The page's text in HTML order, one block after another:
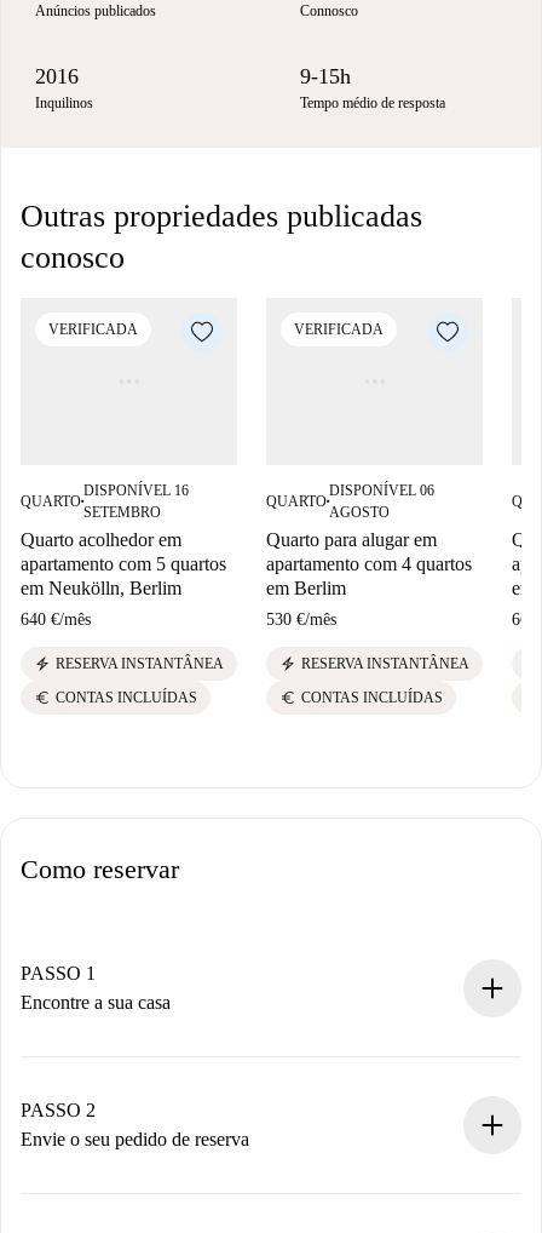
Anúncios publicados Connosco
2016
Inquilinos
9-15h
Tempo médio de resposta
Outras propriedades publicadas
conosco
VERIFICADA
QUARTO■
DISPONÍVEL 16
SETEMBRO
Quarto acolhedor em
apartamento com 5 quartos
em Neukölln, Berlim
640 €/mês
electric_bolt RESERVA INSTANTÂNEA
euro CONTAS INCLUÍDAS
VERIFICADA
QUARTO■
DISPONÍVEL 06
AGOSTO
Quarto para alugar em
apartamento com 4 quartos
em Berlim
530 €/mês
electric_bolt RESERVA INSTANTÂNEA
euro CONTAS INCLUÍDAS
em
660
Como reservar
PASSO 1
Encontre a sua casa
Você tem todas as informações necessárias
antecipadamente.
PASSO 2
Envie o seu pedido de reserva